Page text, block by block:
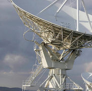
NEWSLETTER
I MIEI PREFERITI
SHOP